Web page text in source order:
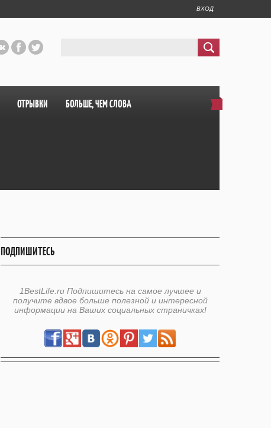
ВХОД
ОТРЫВКИ БОЛЬШЕ, ЧЕМ СЛОВА
ПОДПИШИТЕСЬ
1BestLife.ru Подпишитесь на самое лучшее и
получите вдвое больше полезной и интересной
информации на Ваших социальных страничках!